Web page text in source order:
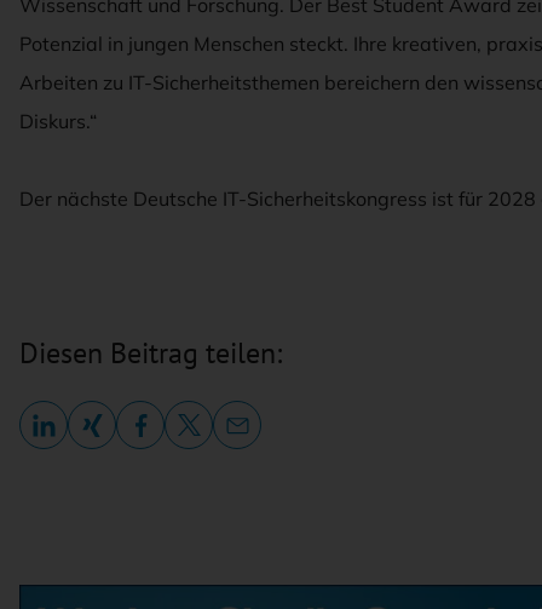
Wissenschaft und Forschung. Der Best Student Award
Potenzial in jungen Menschen steckt. Ihre kreativen,
Arbeiten zu IT-Sicherheitsthemen bereichern den
Diskurs.“
Der nächste Deutsche IT-Sicherheitskongress ist für
Diesen Beitrag teilen: